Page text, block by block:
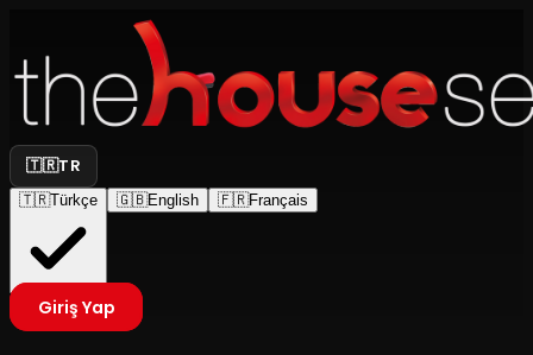
🇹🇷TR
🇹🇷Türkçe 🇬🇧English 🇫🇷Français
Giriş Yap